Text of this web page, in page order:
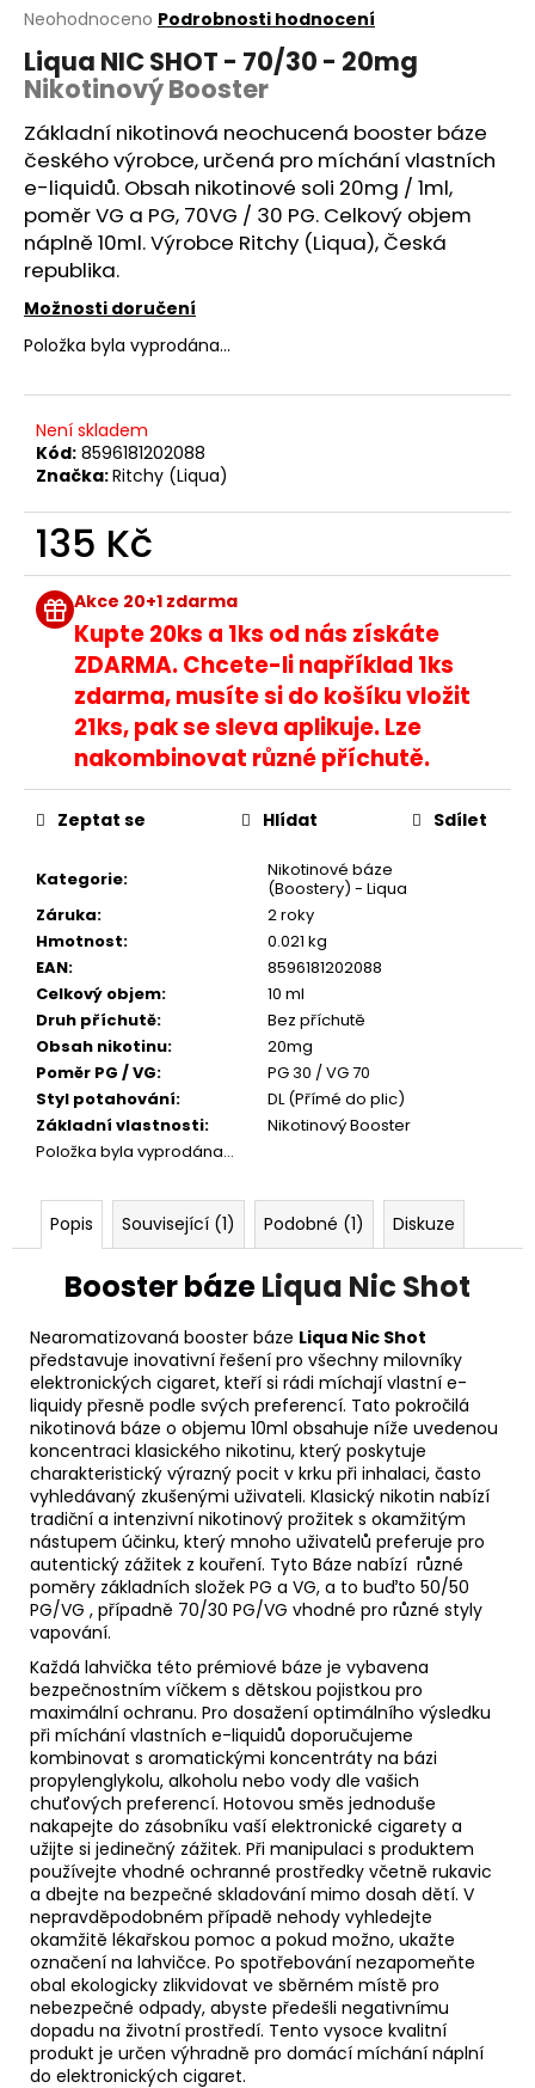
Průměrné
produktu
je
z
5
hvězdiček.
Neohodnoceno Podrobnosti hodnocení
Liqua NIC SHOT - 70/30 - 20mg
Nikotinový Booster
Základní nikotinová neochucená booster báze
českého výrobce, určená pro míchání vlastních
e-liquidů. Obsah nikotinové soli 20mg / 1ml,
poměrVG a PG, 70VG / 30 PG. Celkový objem
náplně 10ml. Výrobce Ritchy (Liqua), Česká
republika.
Možnosti doručení
Položka byla vyprodána…
Není skladem
Kód: 8596181202088
Značka:Ritchy (Liqua)
135 Kč
Měrná
cena:Akce 20+1 zdarma
Kupte 20ks a 1ks od nás získáte
ZDARMA. Chcete-li například 1ks
zdarma, musíte si do košíku vložit
21ks, pak se sleva aplikuje. Lze
nakombinovat různé příchutě.
Kategorie:
Nikotinové báze
(Boostery) - Liqua
Záruka:
2 roky
Hmotnost:
0.021 kg
EAN:
8596181202088
Celkový objem:
10 ml
Druh příchutě:
Bez příchutě
Obsah nikotinu:
20mg
Poměr PG / VG:
PG 30 / VG 70
Styl potahování:
DL (Přímé do plic)
Základní vlastnosti:
Nikotinový Booster
Položka byla vyprodána…
Zeptat se Hlídat Sdílet
Popis Související (1) Podobné (1) Diskuze
BoosterbázeLiqua Nic Shot
Nearomatizovaná booster báze Liqua Nic Shot
představuje inovativní řešení pro všechny milovníky
elektronických cigaret, kteří si rádi míchají vlastní e-
liquidy přesně podle svých preferencí. Tato pokročilá
nikotinová báze o objemu 10ml obsahuje níže uvedenou
koncentraci klasického nikotinu, který poskytuje
charakteristický výrazný pocit v krku při inhalaci, často
vyhledávaný zkušenými uživateli. Klasický nikotin nabízí
tradiční a intenzivní nikotinový prožitek s okamžitým
nástupem účinku, který mnoho uživatelů preferuje pro
autentický zážitek z kouření. Tyto Báze nabízí různé
poměry základních složek PG a VG, a to buďto 50/50
PG/VG , případně 70/30 PG/VG vhodné pro různé styly
vapování.
Každá lahvička této prémiové báze je vybavena
bezpečnostním víčkem s dětskou pojistkou pro
maximální ochranu. Pro dosažení optimálního výsledku
při míchání vlastních e-liquidů doporučujeme
kombinovat s aromatickými koncentráty na bázi
propylenglykolu, alkoholu nebo vody dle vašich
chuťových preferencí. Hotovou směs jednoduše
nakapejte do zásobníku vaší elektronické cigarety a
užijte si jedinečný zážitek. Při manipulaci s produktem
používejte vhodné ochranné prostředky včetně rukavic
a dbejte na bezpečné skladování mimo dosah dětí. V
nepravděpodobném případě nehody vyhledejte
okamžitě lékařskou pomoc a pokud možno, ukažte
označení na lahvičce. Po spotřebování nezapomeňte
obal ekologicky zlikvidovat ve sběrném místě pro
nebezpečné odpady, abyste předešli negativnímu
dopadu na životní prostředí. Tento vysoce kvalitní
produkt je určen výhradně pro domácí míchání náplní
do elektronických cigaret.
a
j
í
t
?
p
o
u
č
e
DEKANG
6MG
Kč
Původně:
195
Kč